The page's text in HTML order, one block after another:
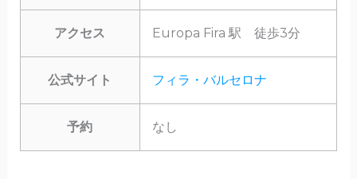
アクセス Europa Fira 駅 徒歩3分
公式サイト フィラ・バルセロナ
予約 なし